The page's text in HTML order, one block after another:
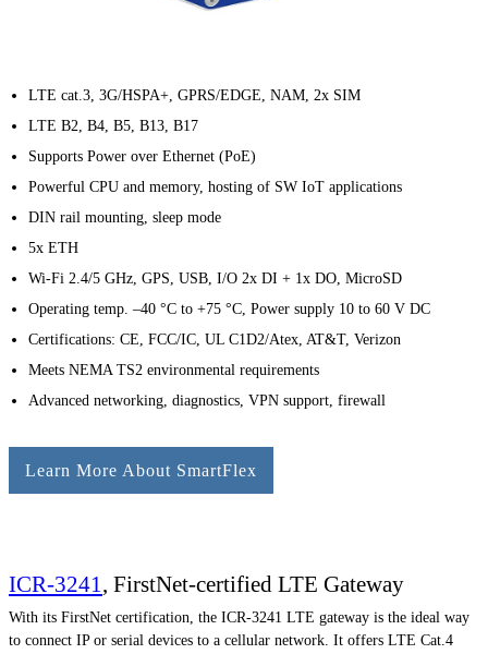
LTE cat.3, 3G/HSPA+, GPRS/EDGE, NAM, 2x SIM
LTE B2, B4, B5, B13, B17
Supports Power over Ethernet (PoE)
Powerful CPU and memory, hosting of SW IoT applications
DIN rail mounting, sleep mode
5x ETH
Wi-Fi 2.4/5 GHz, GPS, USB, I/O 2x DI + 1x DO, MicroSD
Operating temp. –40 °C to +75 °C, Power supply 10 to 60 V DC
Certifications: CE, FCC/IC, UL C1D2/Atex, AT&T, Verizon
Meets NEMA TS2 environmental requirements
Advanced networking, diagnostics, VPN support, firewall
Learn More About SmartFlex
ICR-3241 , FirstNet-certified LTE Gateway
With its FirstNet certification, the ICR-3241 LTE gateway is the ideal way
to connect IP or serial devices to a cellular network. It offers LTE Cat.4